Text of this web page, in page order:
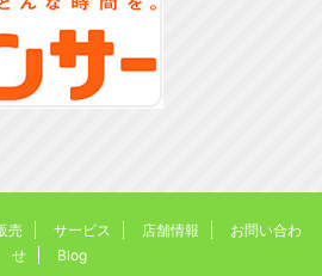
売 サービス 店舗情報
お問い合わ
せ
Blog